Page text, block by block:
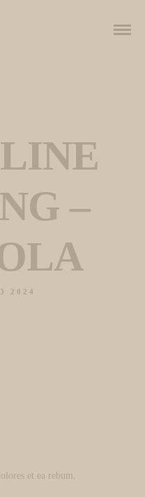
–
2024
et ea rebum.